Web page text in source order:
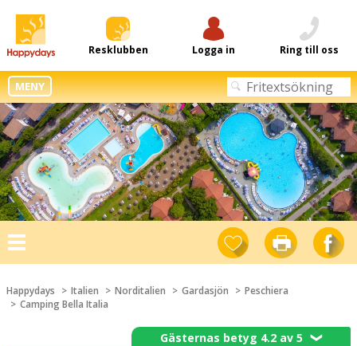
Resklubben Logga in Ring till oss
MENY
Toggle
navigation
Happydays Italien Norditalien Gardasjön
Peschiera
Camping Bella Italia
Gästernas betyg 4.2 av 5❯